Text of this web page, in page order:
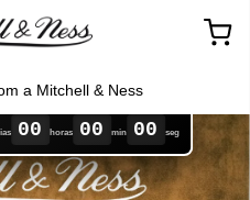
a Mitchell & Ness
00 horas 00 min 00 seg